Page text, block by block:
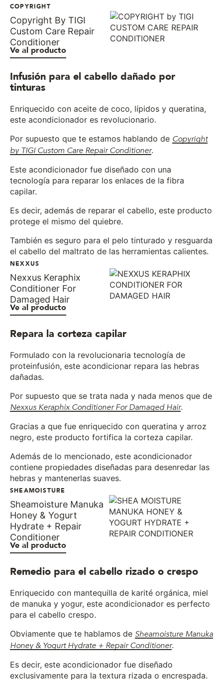
COPYRIGHT
Copyright By TIGI
Custom Care Repair
Conditioner
Ve al producto
Infusión para el cabello dañado por
tinturas
Enriquecido con aceite de coco, lípidos y queratina,
este acondicionador es revolucionario.
Por supuesto que te estamos hablando de Copyright
by TIGI Custom Care Repair Conditioner.
Este acondicionador fue diseñado con una
tecnología para reparar los enlaces de la fibra
capilar.
Es decir, además de reparar el cabello, este producto
protege el mismo del quiebre.
También es seguro para el pelo tinturado y resguarda
el cabello del maltrato de las herramientas calientes.
NEXXUS
Nexxus Keraphix
Conditioner For
Damaged Hair
Ve al producto
Repara la corteza capilar
Formulado con la revolucionaria tecnología de
proteinfusión, este acondicionar repara las hebras
dañadas.
Por supuesto que se trata nada y nada menos que de
Nexxus Keraphix Conditioner For Damaged Hair.
Gracias a que fue enriquecido con queratina y arroz
negro, este producto fortifica la corteza capilar.
Además de lo mencionado, este acondicionador
contiene propiedades diseñadas para desenredar las
hebras y mantenerlas suaves.
SHEAMOISTURE
Sheamoisture Manuka
Honey & Yogurt
Hydrate + Repair
Conditioner
Ve al producto
Remedio para el cabello rizado o crespo
Enriquecido con mantequilla de karité orgánica, miel
de manuka y yogur, este acondicionador es perfecto
para el cabello crespo.
Obviamente que te hablamos de Sheamoisture Manuka
Honey & Yogurt Hydrate + Repair Conditioner.
Es decir, este acondicionador fue diseñado
exclusivamente para la textura rizada o encrespada.